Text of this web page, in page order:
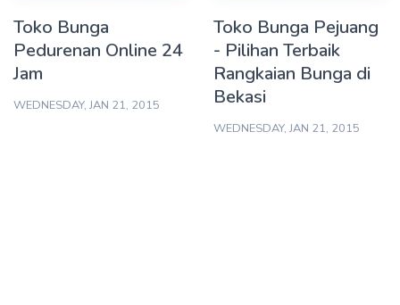
Toko Bunga
Pedurenan Online 24
Jam
WEDNESDAY, JAN 21, 2015
Toko Bunga Pejuang
- Pilihan Terbaik
Rangkaian Bunga di
Bekasi
WEDNESDAY, JAN 21, 2015